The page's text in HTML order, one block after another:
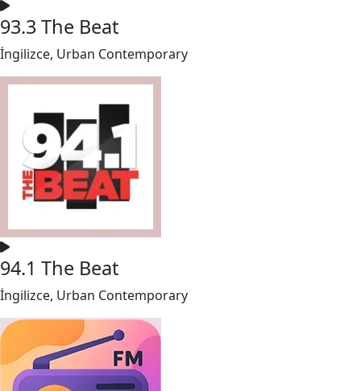
93.3 The Beat
İngilizce, Urban Contemporary
94.1 The Beat
İngilizce, Urban Contemporary